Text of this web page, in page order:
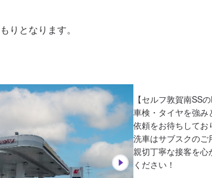
りとなります。
【セルフ敦賀南SS
車検・タイヤを強
依頼をお待ちしてお
洗車はサブスクのご
親切丁寧な接客を心
ください！